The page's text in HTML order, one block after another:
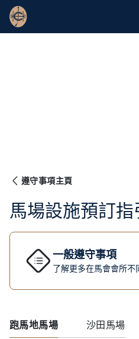
遵守事項主頁
馬場設施預訂指
一般遵守事項
了解更多在馬會會所
跑馬地馬場 沙田馬場